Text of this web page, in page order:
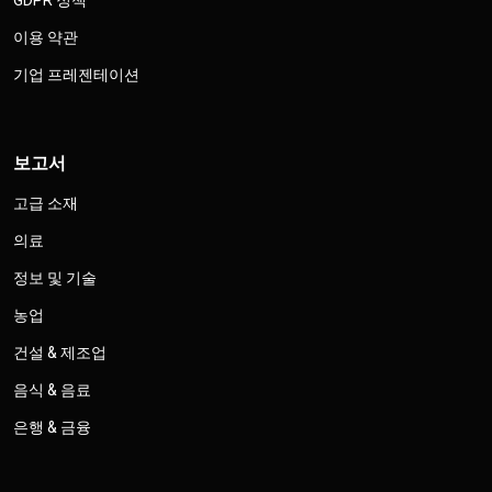
이용 약관
기업 프레젠테이션
보고서
고급 소재
의료
정보 및 기술
농업
건설 & 제조업
음식 & 음료
은행 & 금융